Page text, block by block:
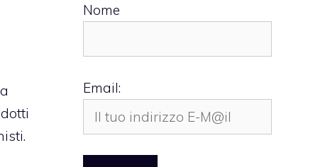
Nome
Email: